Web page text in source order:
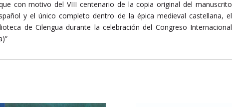
con motivo del VIII centenario de la copia original del manuscrito
y el único completo dentro de la épica medieval castellana, el
de Cilengua durante la celebración del Congreso Internacional